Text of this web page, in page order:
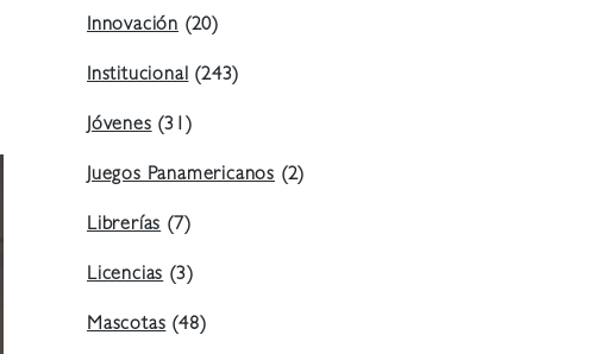
Innovación (20)
Institucional(243)
Jóvenes(31)
Juegos Panamericanos (2)
Librerías(7)
Licencias(3)
Mascotas(48)